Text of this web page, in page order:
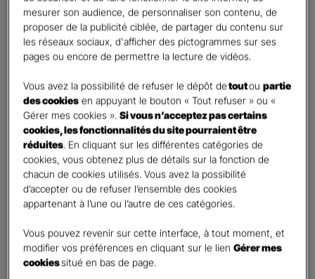
Etes-vous déjà client Gan assurances ?*
Oui
Civilité*
Madame
Monsieur
Contact*
First Last
United
States
mesurer son audience, de personnaliser son contenu, de
proposer de la publicité ciblée, de partager du contenu sur
les réseaux sociaux, d'afficher des pictogrammes sur ses
pages ou encore de permettre la lecture de vidéos.
Vous avez la possibilité de refuser le dépôt detoutoupartie
des cookies en appuyant le bouton « Tout refuser » ou «
Gérer mes cookies ».Si vous n’acceptez pas certains
cookies, les fonctionnalités du site pourraient être
réduites. En cliquant sur les différentes catégories de
cookies, vous obtenez plus de détails sur la fonction de
chacun de cookies utilisés. Vous avez la possibilité
d’accepter ou de refuser l’ensemble des cookies
appartenant à l’une ou l’autre de ces catégories.
Vous pouvez revenir sur cette interface, à tout moment, et
modifier vos préférences en cliquant sur le lienGérer mes
cookiessitué en bas de page.